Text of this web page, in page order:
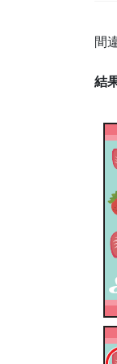
間
結